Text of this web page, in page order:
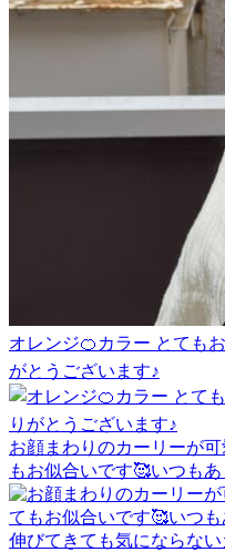
オレンジ🍊カラー とても
がとうございます♪
お顔まわりのカーリーが
もお似合いです🥰いつも
伸びてきても気にならな